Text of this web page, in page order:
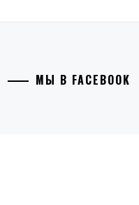
МЫ В FACEBOOK